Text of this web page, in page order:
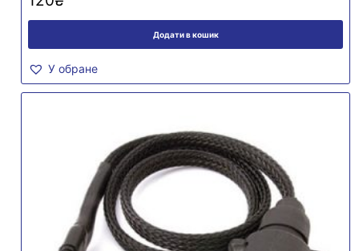
Додати в кошик
У обране